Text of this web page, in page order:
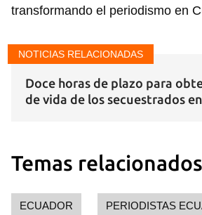
transformando el periodismo en
NOTICIAS RELACIONADAS
Doce horas de plazo para
de vida de los secuestrados
Temas relacionados
ECUADOR PERIODISTAS